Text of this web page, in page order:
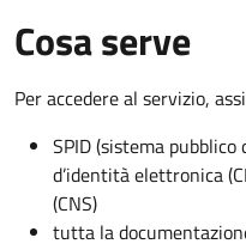
Cosa serve
Per accedere al servizio,
SPID (sistema
d’identità elettronica
(CNS)
tutta la